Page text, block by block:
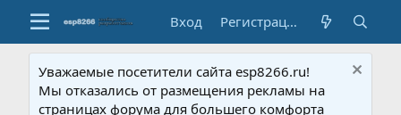
Вход Регистрация
Уважаемые посетители сайта esp8266.ru!
Мы отказались от размещения рекламы на
страницах форума для большего комфорта